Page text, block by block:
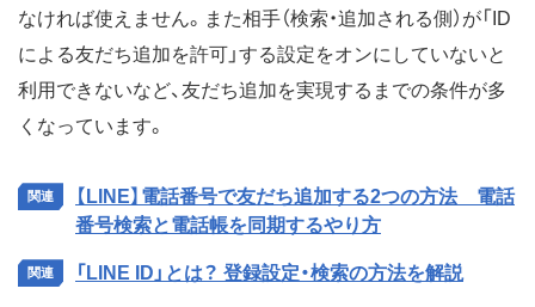
なければ使えません。また相手（検索・追加される側）が「ID
による友だち追加を許可」する設定をオンにしていないと
利用できないなど、友だち追加を実現するまでの条件が多
くなっています。
【LINE】電話番号で友だち追加する2つの方法 電話
番号検索と電話帳を同期するやり方
「LINE ID」とは？ 登録設定・検索の方法を解説